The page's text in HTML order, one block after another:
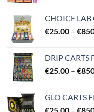
CHOICE LAB
€25.00 – €
DRIP CARTS
€25.00 – €
GLO CARTS
€25.00 – €